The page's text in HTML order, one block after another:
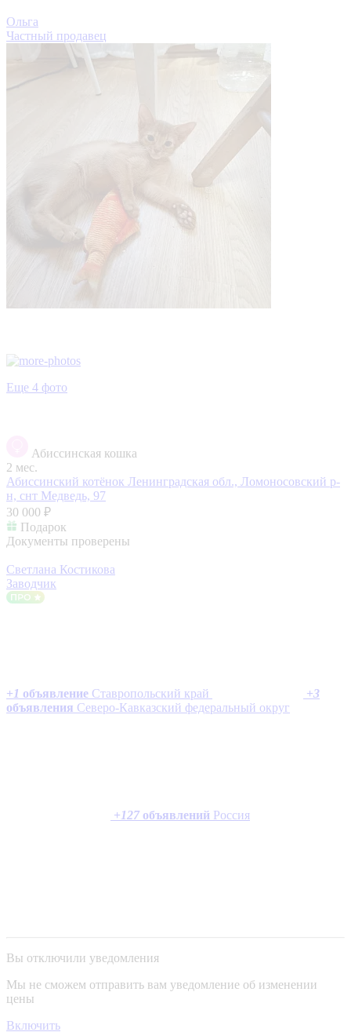
Ольга
Частный продавец
Еще 4 фото
Абиссинская кошка
2 мес.
Абиссинcкий котёнок Ленинградская обл., Ломоносовский р-
н, снт Медведь, 97
30 000 ₽
Подарок
Документы проверены
Светлана Костикова
Заводчик
+1 объявление Ставропольский край +3
объявления Северо-Кавказский федеральный округ
+127 объявлений Россия
Вы отключили уведомления
Мы не сможем отправить вам уведомление об изменении
цены
Включить